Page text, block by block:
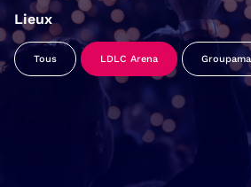
Lieux
Tous LDLC Arena